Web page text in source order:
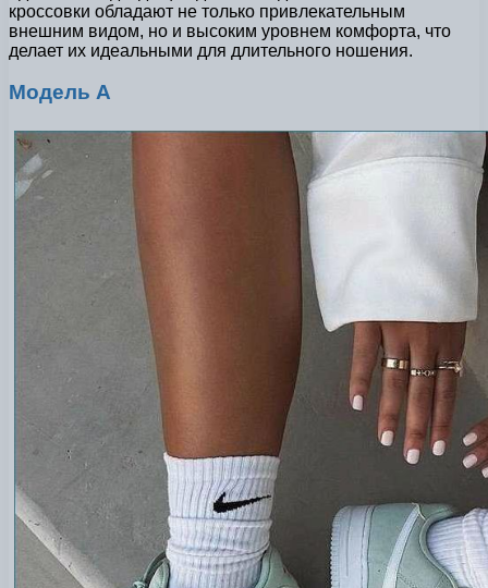
кроссовки обладают не только привлекательным
внешним видом, но и высоким уровнем комфорта, что
делает их идеальными для длительного ношения.
Модель A